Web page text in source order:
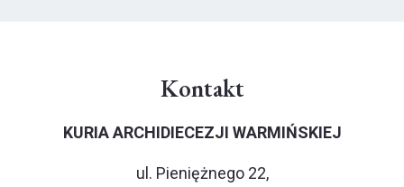
Kontakt
KURIA ARCHIDIECEZJI WARMIŃSKIEJ
ul. Pieniężnego 22,